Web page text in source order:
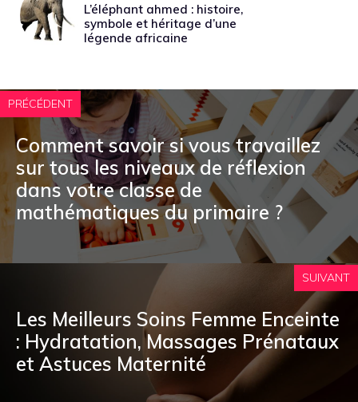
L’éléphant ahmed : histoire,
symbole et héritage d’une
légende africaine
PRÉCÉDENT
Comment savoir si vous travaillez
sur tous les niveaux de réflexion
dans votre classe de
mathématiques du primaire ?
SUIVANT
Les Meilleurs Soins Femme Enceinte
: Hydratation, Massages Prénataux
et Astuces Maternité